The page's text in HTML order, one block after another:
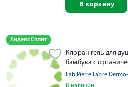
В корзину
Яндекс Сплит
Клоран гель для
бамбука с
Lab.Pierre Fabre